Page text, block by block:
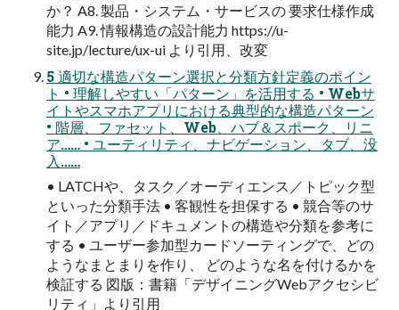
か？ A8. 製品・システム・サービスの 要求仕様作成
能力 A9. 情報構造の設計能力 https://u-
site.jp/lecture/ux-ui より引用、改変
5 適切な構造パターン選択と分類方針定義のポイン
ト • 理解しやすい「パターン」を活用する • Webサ
イトやスマホアプリにおける典型的な構造パターン
• 階層、ファセット、Web、ハブ＆スポーク、リニ
ア…… • ユーティリティ、ナビゲーション、タブ、没
入……
• LATCHや、タスク／オーディエンス／トピック型
といった分類手法 • 客観性を担保する • 競合等のサ
イト／アプリ／ドキュメントの構造や分類を参考に
する • ユーザー参加型カードソーティングで、どの
ようなまとまりを作り、 どのような名を付けるかを
検証する 図版：書籍「デザイニングWebアクセシビ
リティ」より引用